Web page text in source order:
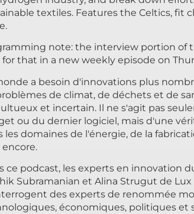
textiles. Features the Celtics, fit
note: the interview portion of
for that in a new weekly episode on
a besoin d'innovations plus
de climat, de déchets et de
et incertain. Il ne s'agit pas
ou du dernier logiciel, mais d'une
les domaines de l'énergie, de la
encore.
ce podcast, les experts en innovation
Subramanian et Alina Strugut de
des experts de renommée
économiques, politiques et